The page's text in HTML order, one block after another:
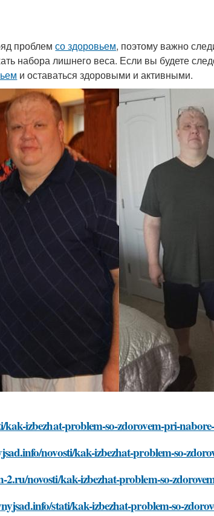
проблемсо здоровьем, поэтому важно
набора лишнего веса. Если вы будете
и оставаться здоровыми и активными.
izbezhat-problem-so-zdorovem-pri-
novosti/kak-izbezhat-problem-so-
novosti/kak-izbezhat-problem-so-
stati/kak-izbezhat-problem-so-